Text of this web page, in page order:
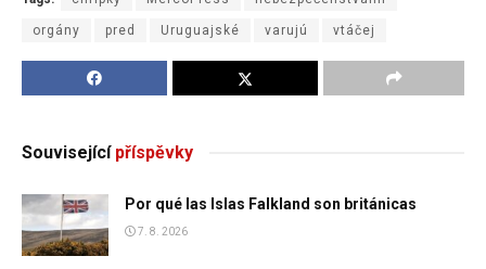
orgány pred Uruguajské varujú vtáčej
Souvisejícípříspěvky
Por qué las Islas Falkland son británicas
7. 8. 2026